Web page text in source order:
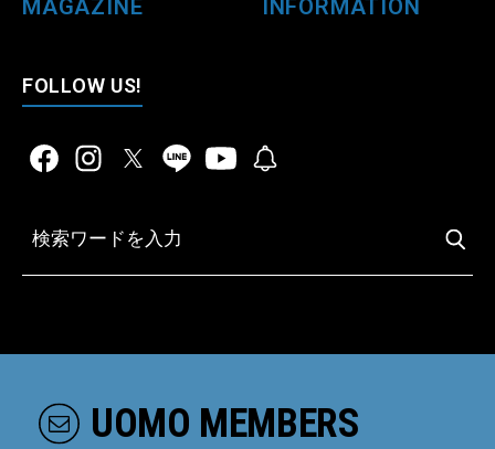
MAGAZINE INFORMATION
FOLLOW US!
UOMO MEMBERS